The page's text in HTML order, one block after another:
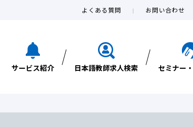
よくある質問 お問い合わせ
サービス紹介 日本語教師求人検索 セミナー